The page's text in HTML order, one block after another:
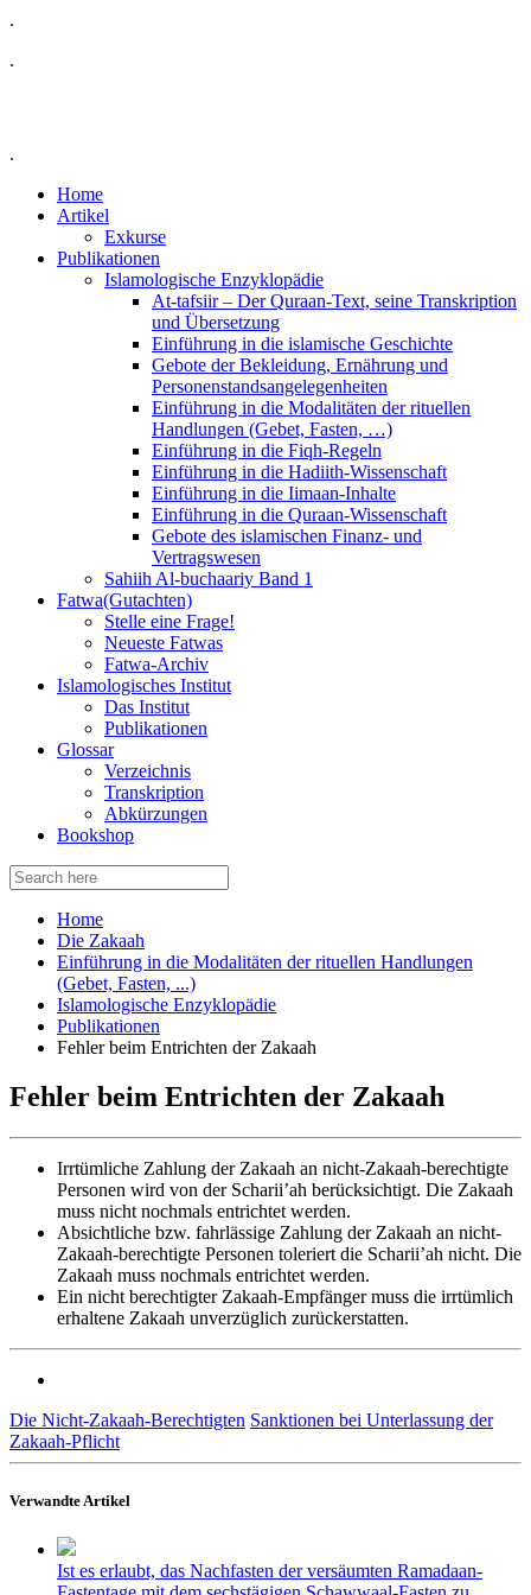
.
.
.
Home
Artikel
Exkurse
Publikationen
Islamologische Enzyklopädie
At-tafsiir – Der Quraan-Text, seine Transkription
und Übersetzung
Einführung in die islamische Geschichte
Gebote der Bekleidung, Ernährung und
Personenstandsangelegenheiten
Einführung in die Modalitäten der rituellen
Handlungen (Gebet, Fasten, …)
Einführung in die Fiqh-Regeln
Einführung in die Hadiith-Wissenschaft
Einführung in die Iimaan-Inhalte
Einführung in die Quraan-Wissenschaft
Gebote des islamischen Finanz- und
Vertragswesen
Sahiih Al-buchaariy Band 1
Fatwa(Gutachten)
Stelle eine Frage!
Neueste Fatwas
Fatwa-Archiv
Islamologisches Institut
Das Institut
Publikationen
Glossar
Verzeichnis
Transkription
Abkürzungen
Bookshop
Search
for:
Home
Die Zakaah
Einführung in die Modalitäten der rituellen Handlungen
(Gebet, Fasten, ...)
Islamologische Enzyklopädie
Publikationen
Fehler beim Entrichten der Zakaah
Fehler beim Entrichten der Zakaah
Irrtümliche Zahlung der Zakaah an nicht-Zakaah-berechtigte
Personen wird von der Scharii’ah berücksichtigt. Die Zakaah
muss nicht nochmals entrichtet werden.
Absichtliche bzw. fahrlässige Zahlung der Zakaah an nicht-
Zakaah-berechtigte Personen toleriert die Scharii’ah nicht. Die
Zakaah muss nochmals entrichtet werden.
Ein nicht berechtigter Zakaah-Empfänger muss die irrtümlich
erhaltene Zakaah unverzüglich zurückerstatten.
Die Nicht-Zakaah-Berechtigten Sanktionen bei Unterlassung der
Zakaah-Pflicht
Verwandte Artikel
Ist es erlaubt, das Nachfasten der versäumten Ramadaan-